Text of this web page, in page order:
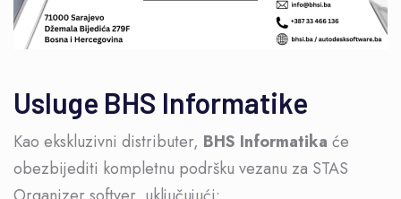
Usluge BHS Informatike
Kao ekskluzivni distributer, BHS Informatika će
obezbijediti kompletnu podršku vezanu za STAS